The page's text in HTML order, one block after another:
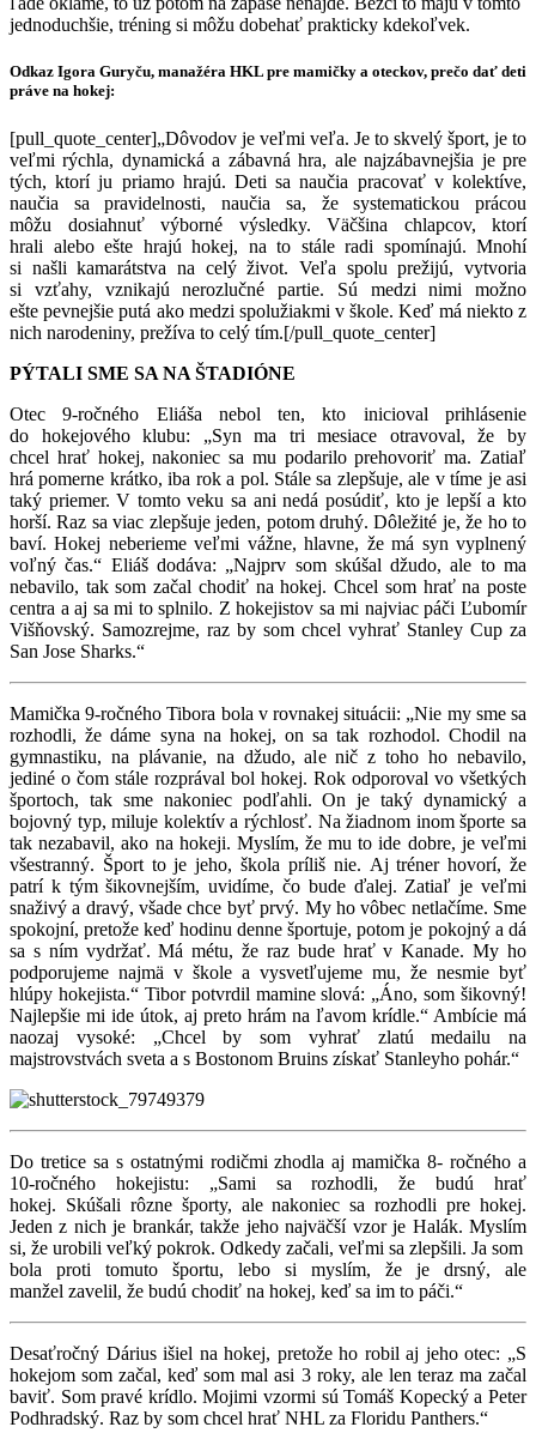
jednoduchšie, tréning si môžu dobehať prakticky kdekoľvek.
Odkaz Igora Guryču, manažéra HKL pre mamičky a oteckov, prečo dať deti
práve na hokej:
[pull_quote_center]„Dôvodov je veľmi veľa. Je to skvelý šport, je to
veľmi rýchla, dynamická a zábavná hra, ale najzábavnejšia je pre
tých, ktorí ju priamo hrajú. Deti sa naučia pracovať v kolektíve,
naučia sa pravidelnosti, naučia sa, že systematickou prácou
môžu dosiahnuť výborné výsledky. Väčšina chlapcov, ktorí
hrali alebo ešte hrajú hokej, na to stále radi spomínajú. Mnohí
si našli kamarátstva na celý život. Veľa spolu prežijú, vytvoria
si vzťahy, vznikajú nerozlučné partie. Sú medzi nimi možno
ešte pevnejšie putá ako medzi spolužiakmi v škole. Keď má niekto z
nich narodeniny, prežíva to celý tím.[/pull_quote_center]
PÝTALI SME SA NA ŠTADIÓNE
Otec 9-ročného Eliáša nebol ten, kto inicioval prihlásenie
do hokejového klubu: „Syn ma tri mesiace otravoval, že by
chcel hrať hokej, nakoniec sa mu podarilo prehovoriť ma. Zatiaľ
hrá pomerne krátko, iba rok a pol. Stále sa zlepšuje, ale v tíme je asi
taký priemer. V tomto veku sa ani nedá posúdiť, kto je lepší a kto
horší. Raz sa viac zlepšuje jeden, potom druhý. Dôležité je, že ho to
baví. Hokej neberieme veľmi vážne, hlavne, že má syn vyplnený
voľný čas.“ Eliáš dodáva: „Najprv som skúšal džudo, ale to ma
nebavilo, tak som začal chodiť na hokej. Chcel som hrať na poste
centra a aj sa mi to splnilo. Z hokejistov sa mi najviac páči Ľubomír
Višňovský. Samozrejme, raz by som chcel vyhrať Stanley Cup za
San Jose Sharks.“
Mamička 9-ročného Tibora bola v rovnakej situácii: „Nie my sme sa
rozhodli, že dáme syna na hokej, on sa tak rozhodol. Chodil na
gymnastiku, na plávanie, na džudo, ale nič z toho ho nebavilo,
jediné o čom stále rozprával bol hokej. Rok odporoval vo všetkých
športoch, tak sme nakoniec podľahli. On je taký dynamický a
bojovný typ, miluje kolektív a rýchlosť. Na žiadnom inom športe sa
tak nezabavil, ako na hokeji. Myslím, že mu to ide dobre, je veľmi
všestranný. Šport to je jeho, škola príliš nie. Aj tréner hovorí, že
patrí k tým šikovnejším, uvidíme, čo bude ďalej. Zatiaľ je veľmi
snaživý a dravý, všade chce byť prvý. My ho vôbec netlačíme. Sme
spokojní, pretože keď hodinu denne športuje, potom je pokojný a dá
sa s ním vydržať. Má métu, že raz bude hrať v Kanade. My ho
podporujeme najmä v škole a vysvetľujeme mu, že nesmie byť
hlúpy hokejista.“ Tibor potvrdil mamine slová: „Áno, som šikovný!
Najlepšie mi ide útok, aj preto hrám na ľavom krídle.“ Ambície má
naozaj vysoké: „Chcel by som vyhrať zlatú medailu na
majstrovstvách sveta a s Bostonom Bruins získať Stanleyho pohár.“
Do tretice sa s ostatnými rodičmi zhodla aj mamička 8- ročného a
10-ročného hokejistu: „Sami sa rozhodli, že budú hrať
hokej. Skúšali rôzne športy, ale nakoniec sa rozhodli pre hokej.
Jeden z nich je brankár, takže jeho najväčší vzor je Halák. Myslím
si, že urobili veľký pokrok. Odkedy začali, veľmi sa zlepšili. Ja som
bola proti tomuto športu, lebo si myslím, že je drsný, ale
manžel zavelil, že budú chodiť na hokej, keď sa im to páči.“
Desaťročný Dárius išiel na hokej, pretože ho robil aj jeho otec: „S
hokejom som začal, keď som mal asi 3 roky, ale len teraz ma začal
baviť. Som pravé krídlo. Mojimi vzormi sú Tomáš Kopecký a Peter
Podhradský. Raz by som chcel hrať NHL za Floridu Panthers.“